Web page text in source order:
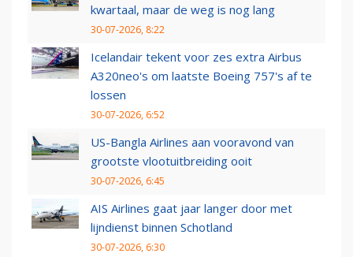
kwartaal, maar de weg is nog lang
30-07-2026, 8:22
Icelandair tekent voor zes extra Airbus
A320neo's om laatste Boeing 757's af te
lossen
30-07-2026, 6:52
US-Bangla Airlines aan vooravond van
grootste vlootuitbreiding ooit
30-07-2026, 6:45
AIS Airlines gaat jaar langer door met
lijndienst binnen Schotland
30-07-2026, 6:30